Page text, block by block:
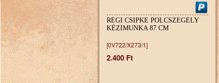
RÉGI CSIPKE POLCSZEGÉLY
KÉZIMUNKA 87 CM
[0V722/X273/1]
2.400 Ft